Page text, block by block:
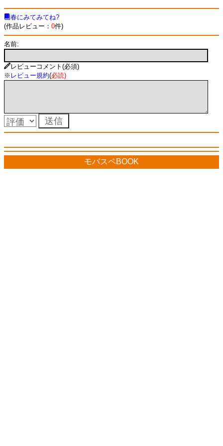
春にみてみてね?
(作品レビュー： 0件)
名前:
レビューコメント(必須)
※ レビュー規約(必読)
モバスペBOOK